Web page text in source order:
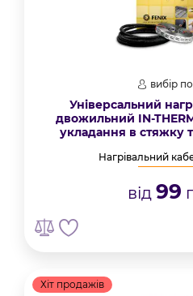
вибір
Універсальний
двожильний IN-
укладання в стяжку
Нагрівальний
від 99
Хіт продажів